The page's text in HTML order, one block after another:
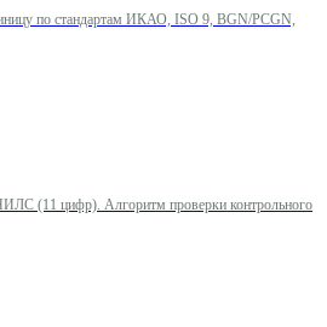
по стандартам ИКАО, ISO 9, BGN/PCGN,
(11 цифр). Алгоритм проверки контрольного